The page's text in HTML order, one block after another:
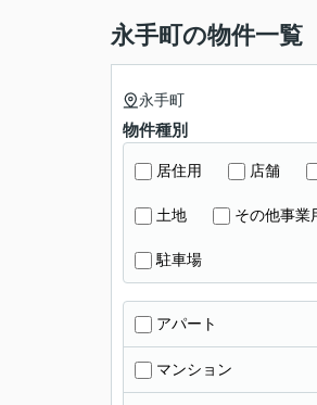
永手町の物件一覧
永手町
物件種別
居住用 店舗
土地 その他事業
駐車場
アパート
マンション